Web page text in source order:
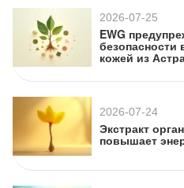
2026-07-25
EWG
безопасности
кожей из
2026-07-24
Экстракт
повышает